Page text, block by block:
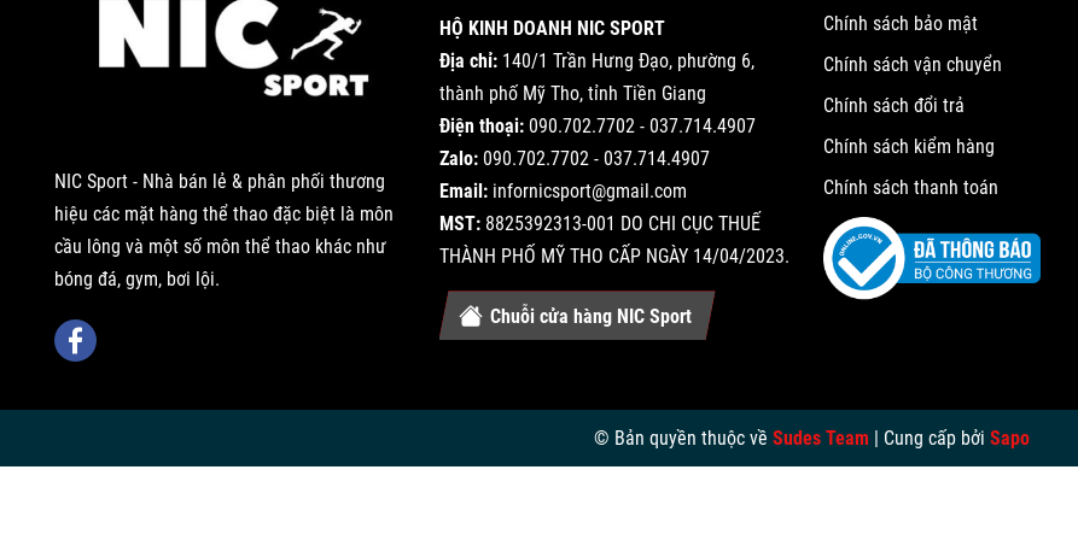
NIC Sport - Nhà bán lẻ & phân phối thương
hiệu các mặt hàng thể thao đặc biệt là môn
cầu lông và một số môn thể thao khác như
bóng đá, gym, bơi lội.
HỘ KINH DOANH NIC SPORT
Địa chỉ: 140/1 Trần Hưng Đạo, phường 6,
thành phố Mỹ Tho, tỉnh Tiền Giang
Điện thoại: 090.702.7702 - 037.714.4907
Zalo: 090.702.7702 - 037.714.4907
Email: infornicsport@gmail.com
MST: 8825392313-001 DO CHI CỤC THUẾ
THÀNH PHỐ MỸ THO CẤP NGÀY 14/04/2023.
Chuỗi cửa hàng NIC Sport
Chính sách bảo mật
Chính sách vận chuyển
Chính sách đổi trả
Chính sách kiểm hàng
Chính sách thanh toán
© Bản quyền thuộc về Sudes Team | Cung cấp bởi Sapo